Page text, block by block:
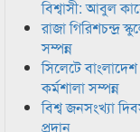
বিশ্বাসী: আবুল
রাজা গিরিশচন্দ্র
সম্পন্ন
সিলেটে
কর্মশালা সম্পন্ন
বিশ্ব জনসংখ্যা
প্রদান